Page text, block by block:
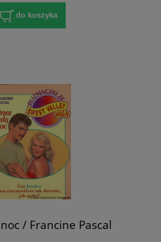
do koszyka
noc / Francine Pascal